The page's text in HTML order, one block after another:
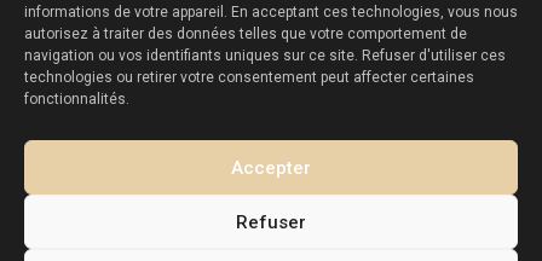
informations de votre appareil. En acceptant ces technologies, vous nous
autorisez à traiter des données telles que votre comportement de
navigation ou vos identifiants uniques sur ce site. Refuser d'utiliser ces
technologies ou retirer votre consentement peut affecter certaines
fonctionnalités.
Accepter
Refuser
Vendez votre propriété:
Vendre une propriété à La Mata